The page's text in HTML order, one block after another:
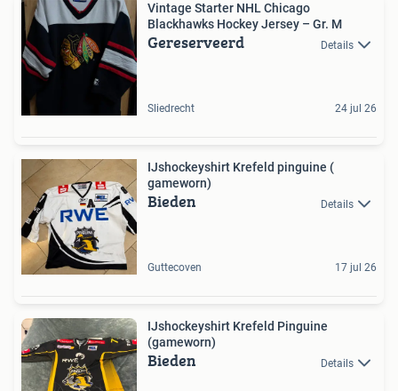
Vintage Starter NHL Chicago
Blackhawks Hockey Jersey – Gr. M
Gereserveerd Details
Sliedrecht 24 jul 26
IJshockeyshirt Krefeld pinguine (
gameworn)
Bieden Details
Guttecoven 17 jul 26
IJshockeyshirt Krefeld Pinguine
(gameworn)
Bieden Details